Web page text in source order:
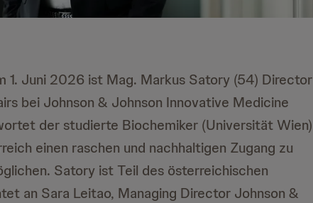
1. Juni 2026 ist Mag. Markus Satory (54) Director
bei Johnson & Johnson Innovative Medicine
der studierte Biochemiker (Universität Wien)
einen raschen und nachhaltigen Zugang zu
Satory ist Teil des österreichischen
an Sara Leitao, Managing Director Johnson &